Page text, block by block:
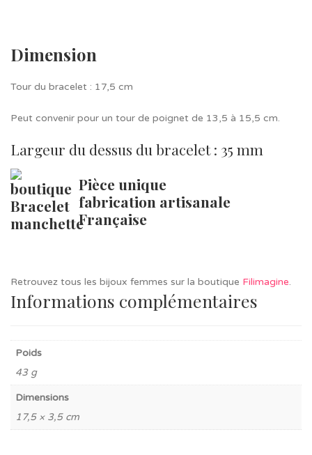
Dimension
Tour du bracelet : 17,5 cm
Peut convenir pour un tour de poignet de 13,5 à 15,5 cm.
Largeur du dessus du bracelet : 35 mm
Pièce unique
fabrication artisanale
Française
Retrouvez tous les bijoux femmes sur la boutique Filimagine.
Informations complémentaires
Poids
43 g
Dimensions
17,5 × 3,5 cm